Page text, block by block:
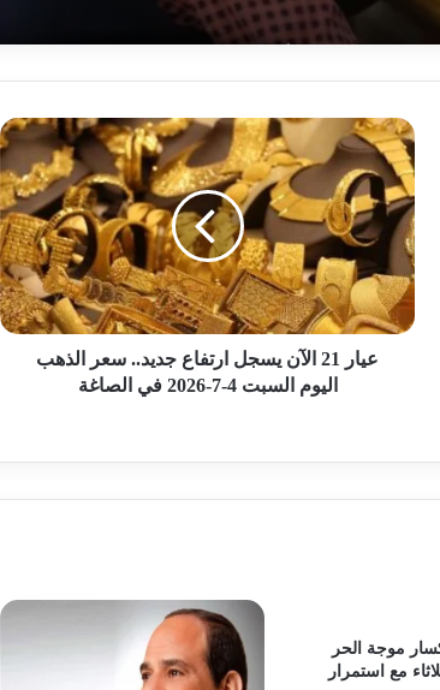
الإثنين رغم الانخفاض التدريجي في درجات
البحوث الفلكية ترصد 4 توابع لزلزال اليوم:
هزات ارتدادية خفيفة ولا داعي للقلق
هل يوجد توابع لزلزال اليوم؟ البحوث الفلكية
تُجيب: لاداعي للقلق
تأهبات قصوى وتفعيل خطة طوارئ.. بيان
هام من وزارة الصحة للمواطنين عقب
تنسيق الجامعات 2026.. كيفية التقديم فى
الجامعات الأهلية والقائمة المعتمدة؟
ع
ي
ا
ر
2
1
ا
آ
ل
د
عيار 21 الآن يسجل ارتفاع جديد.. سعر الذهب
اليوم السبت 4-7-2026 في الصاغة
موجة الحر
مع استمرار